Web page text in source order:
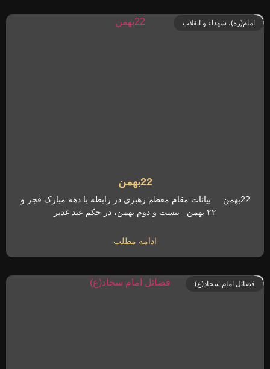
امام(ره)، شهداء و انقلاب
22بهمن
22بهمن بیانات مقام معظم رهبری در رابطه با دهه مبارک فجر و
۲۲ بهمن بیست و دوم بهمن، در حکم عید غدیر
ادامه مطلب
فضائل امام سجاد(ع)